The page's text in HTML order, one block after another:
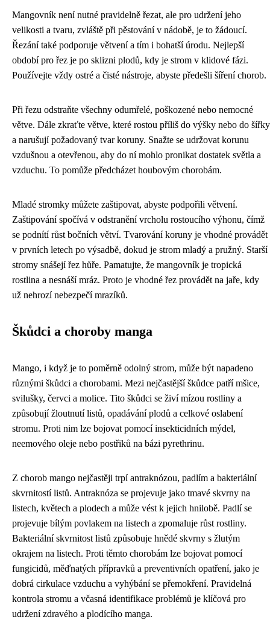
Mangovník není nutné pravidelně řezat, ale pro udržení jeho
velikosti a tvaru, zvláště při pěstování v nádobě, je to žádoucí.
Řezání také podporuje větvení a tím i bohatší úrodu. Nejlepší
období pro řez je po sklizni plodů, kdy je strom v klidové fázi.
Používejte vždy ostré a čisté nástroje, abyste předešli šíření chorob.
Při řezu odstraňte všechny odumřelé, poškozené nebo nemocné
větve. Dále zkraťte větve, které rostou příliš do výšky nebo do šířky
a narušují požadovaný tvar koruny. Snažte se udržovat korunu
vzdušnou a otevřenou, aby do ní mohlo pronikat dostatek světla a
vzduchu. To pomůže předcházet houbovým chorobám.
Mladé stromky můžete zaštipovat, abyste podpořili větvení.
Zaštipování spočívá v odstranění vrcholu rostoucího výhonu, čímž
se podnítí růst bočních větví. Tvarování koruny je vhodné provádět
v prvních letech po výsadbě, dokud je strom mladý a pružný. Starší
stromy snášejí řez hůře. Pamatujte, že mangovník je tropická
rostlina a nesnáší mráz. Proto je vhodné řez provádět na jaře, kdy
už nehrozí nebezpečí mrazíků.
Škůdci a choroby manga
Mango, i když je to poměrně odolný strom, může být napadeno
různými škůdci a chorobami. Mezi nejčastější škůdce patří mšice,
svilušky, červci a molice. Tito škůdci se živí mízou rostliny a
způsobují žloutnutí listů, opadávání plodů a celkové oslabení
stromu. Proti nim lze bojovat pomocí insekticidních mýdel,
neemového oleje nebo postřiků na bázi pyrethrinu.
Z chorob mango nejčastěji trpí antraknózou, padlím a bakteriální
skvrnitostí listů. Antraknóza se projevuje jako tmavé skvrny na
listech, květech a plodech a může vést k jejich hnilobě. Padlí se
projevuje bílým povlakem na listech a zpomaluje růst rostliny.
Bakteriální skvrnitost listů způsobuje hnědé skvrny s žlutým
okrajem na listech. Proti těmto chorobám lze bojovat pomocí
fungicidů, měďnatých přípravků a preventivních opatření, jako je
dobrá cirkulace vzduchu a vyhýbání se přemokření. Pravidelná
kontrola stromu a včasná identifikace problémů je klíčová pro
udržení zdravého a plodícího manga.